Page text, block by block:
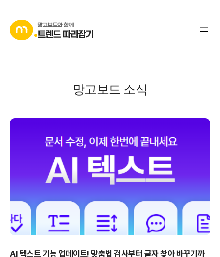
망고보드 소식
AI 텍스트 기능 업데이트! 맞춤법 검사부터 글자 찾아 바꾸기까